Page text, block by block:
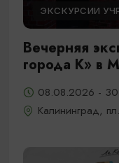
ЭКСКУРСИИ
Вечерняя
города К» в
08.08.2026 -
Калининград,